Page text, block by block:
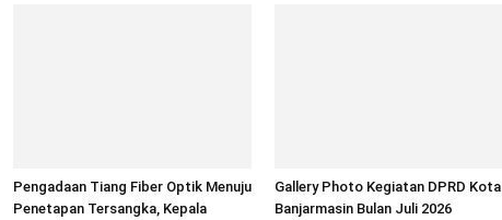
Pengadaan Tiang Fiber Optik Menuju
Penetapan Tersangka, Kepala
Gallery Photo Kegiatan DPRD Kota
Banjarmasin Bulan Juli 2026